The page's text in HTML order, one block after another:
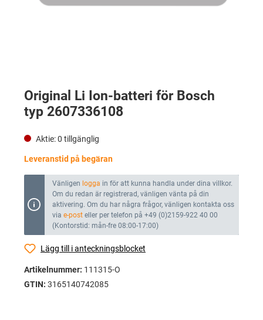
Original Li Ion-batteri för Bosch
typ 2607336108
Aktie:0 tillgänglig
Leveranstid på begäran
Vänligen logga in för att kunna handla under dina villkor.
Om du redan är registrerad, vänligen vänta på din
aktivering. Om du har några frågor, vänligen kontakta oss
via e-posteller per telefon på +49 (0)2159-922 40 00
(Kontorstid: mån-fre 08:00-17:00)
Lägg till i anteckningsblocket
Artikelnummer: 111315-O
GTIN: 3165140742085